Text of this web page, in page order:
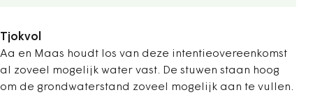
Tjokvol
Aa en Maas houdt los van deze intentieovereenkomst
al zoveel mogelijk water vast. De stuwen staan hoog
om de grondwaterstand zoveel mogelijk aan te vullen.